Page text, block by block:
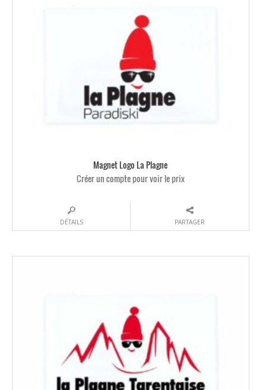
Magnet Logo La Plagne
Créer un compte pour voir le prix
DÉTAILS PARTAGER